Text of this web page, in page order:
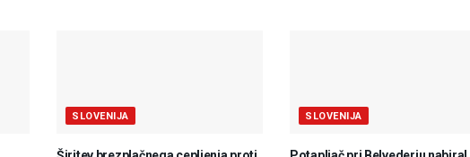
SLOVENIJA SLOVENIJA